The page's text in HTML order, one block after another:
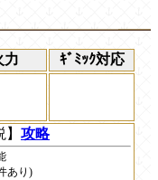
力 ｷﾞﾐｯｸ対応
攻略
あり)